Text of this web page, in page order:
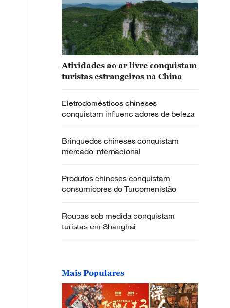
Atividades ao ar livre conquistam
turistas estrangeiros na China
Eletrodomésticos chineses
conquistam influenciadores de beleza
Brinquedos chineses conquistam
mercado internacional
Produtos chineses conquistam
consumidores do Turcomenistão
Roupas sob medida conquistam
turistas em Shanghai
Mais Populares